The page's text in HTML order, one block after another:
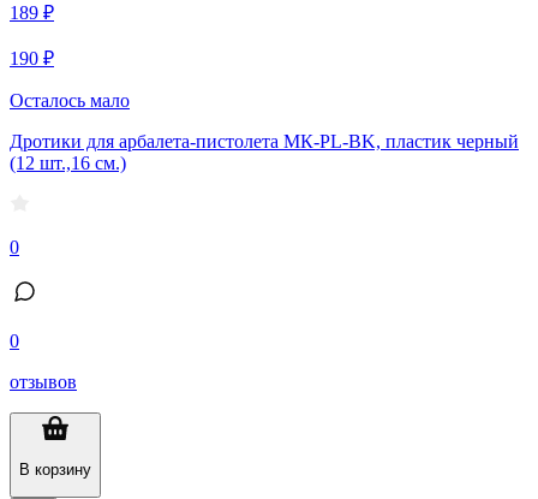
189 ₽
190 ₽
Осталось мало
Дротики для арбалета-пистолета МК-PL-BK, пластик черный
(12 шт.,16 см.)
0
0
отзывов
В корзину